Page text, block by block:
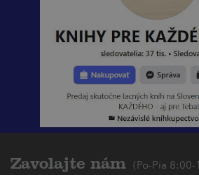
Zavolajte nám (Po-Pia 8:00-